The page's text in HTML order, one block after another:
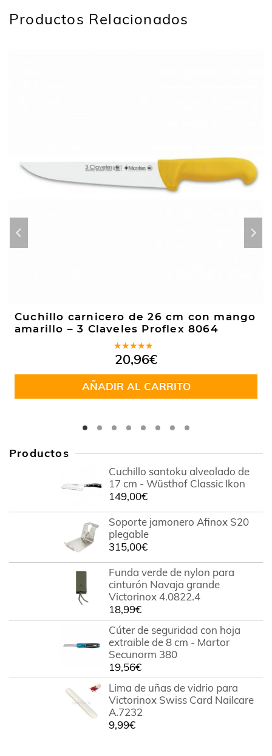
Productos Relacionados
Cuchillo carnicero de 26 cm con mango
amarillo – 3 Claveles Proflex 8064
Valorado
en5.00de
5
20,96€
AÑADIR AL CARRITO
Productos
Cuchillo santoku alveolado de
17 cm - Wüsthof Classic Ikon
149,00€
Soporte jamonero Afinox S20
plegable
315,00€
Funda verde de nylon para
cinturón Navaja grande
Victorinox 4.0822.4
18,99€
Cúter de seguridad con hoja
extraible de 8 cm - Martor
Secunorm 380
19,56€
Lima de uñas de vidrio para
Victorinox Swiss Card Nailcare
A.7232
9,99€